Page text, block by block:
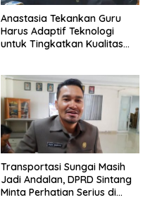
Anastasia Tekankan Guru
Harus Adaptif Teknologi
untuk Tingkatkan Kualitas
Transportasi Sungai Masih
Jadi Andalan, DPRD Sintang
Minta Perhatian Serius di